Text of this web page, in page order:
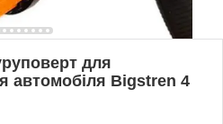
для
автомобіля Bigstren 4